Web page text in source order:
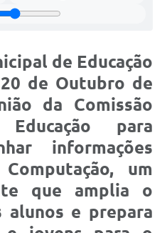
de Educação
20 de Outubro de
da Comissão
para
informações
Computação, um
que amplia o
alunos e prepara